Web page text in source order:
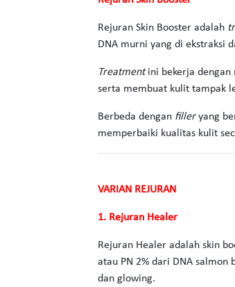
Rejuran Skin Booster adalah
DNA murni yang di ekstraksi
Treatmentini bekerja dengan
serta membuat kulit tampak
Berbeda dengan filleryang
memperbaiki kualitas kulit
VARIAN REJURAN
1. Rejuran Healer
Rejuran Healer adalah skin
atau PN 2% dari DNA
dan glowing.